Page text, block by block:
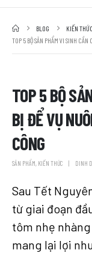
BLOG KIẾN THỨC
TOP 5 BỘ SẢN PHẨM VI SINH
TOP 5 BỘ
BỊ ĐỂ VỤ
CÔNG
SẢN PHẨM, KIẾN THỨC DINH
Sau Tết
từ giai đoạn
tôm nhẹ nhàng
mang lại lợi